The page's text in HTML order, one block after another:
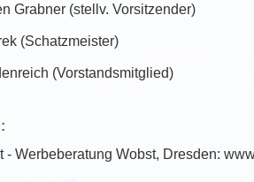
Grabner (stellv. Vorsitzender)
(Schatzmeister)
(Vorstandsmitglied)
- Werbeberatung Wobst, Dresden: